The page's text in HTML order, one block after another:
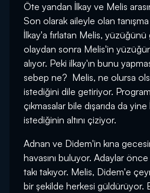
Öte yandan İlkay ve Melis
Son olarak aileyle olan
İlkay'a fırlatan Melis,
olaydan sonra Melis'in
alıyor. Peki ilkay'ın bunu
sebep ne? Melis, ne olursa
istediğini dile getiriyor.
çıkmasalar bile dışarıda da
istediğinin altını çiziyor.
Adnan ve Didem'in kına
havasını buluyor. Adaylar
takı takıyor. Melis, Didem'e
bir şekilde herkesi güldürüyor.